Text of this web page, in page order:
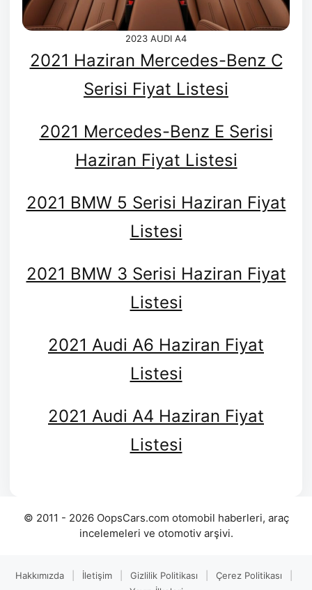
2023 AUDI A4
2021 Haziran Mercedes-Benz C
Serisi Fiyat Listesi
2021 Mercedes-Benz E Serisi
Haziran Fiyat Listesi
2021 BMW 5 Serisi Haziran Fiyat
Listesi
2021 BMW 3 Serisi Haziran Fiyat
Listesi
2021 Audi A6 Haziran Fiyat
Listesi
2021 Audi A4 Haziran Fiyat
Listesi
© 2011 - 2026 OopsCars.com otomobil haberleri, araç
incelemeleri ve otomotiv arşivi.
Hakkımızda İletişim Gizlilik Politikası Çerez Politikası